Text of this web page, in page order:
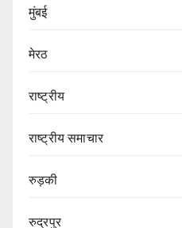
मुंबई
मेरठ
राष्ट्रीय
राष्ट्रीय समाचार
रुड़की
रुद्रपुर